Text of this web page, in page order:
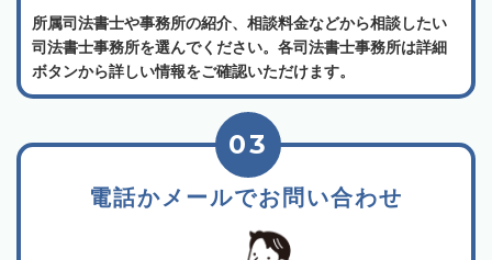
所属司法書士や事務所の紹介、相談料金などから相談したい
司法書士事務所を選んでください。各司法書士事務所は詳細
ボタンから詳しい情報をご確認いただけます。
電話かメールでお問い合わせ
03